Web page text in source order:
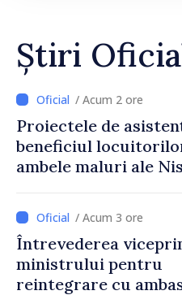
Știri
/ Acum 2 ore
Proiectele de
beneficiul
ambele maluri ale
viceprim-ministrului
reprezentanta
PNUD în Republica
Daniela Gasparikova
/ Acum 3 ore
Întrevederea
ministrului pentru
reintegrare cu